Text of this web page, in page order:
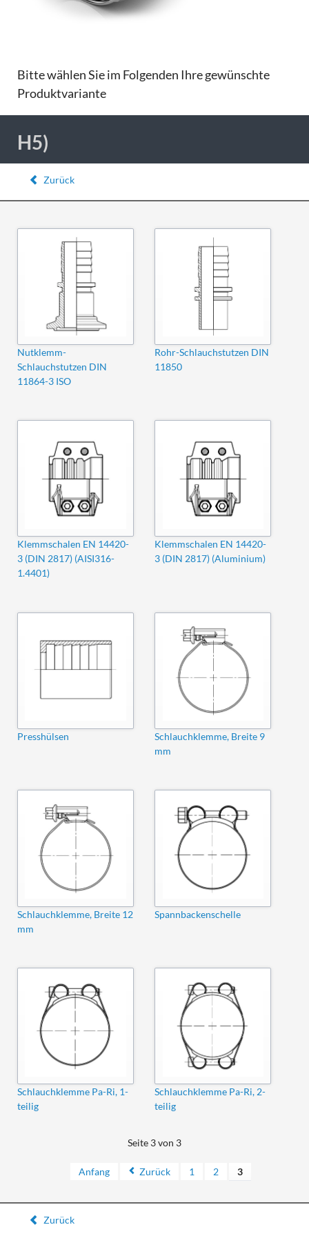
Bitte wählen Sie im Folgenden Ihre gewünschte
Produktvariante
H5)
Zurück
Nutklemm-
Schlauchstutzen DIN
11864-3 ISO
Rohr-Schlauchstutzen DIN
11850
Klemmschalen EN 14420-
3 (DIN 2817) (AISI316-
1.4401)
Klemmschalen EN 14420-
3 (DIN 2817) (Aluminium)
Presshülsen
Schlauchklemme, Breite 9
mm
Schlauchklemme, Breite 12
mm
Spannbackenschelle
Schlauchklemme Pa-Ri, 1-
teilig
Schlauchklemme Pa-Ri, 2-
teilig
Seite 3 von 3
Anfang Zurück 1 2 3
Zurück